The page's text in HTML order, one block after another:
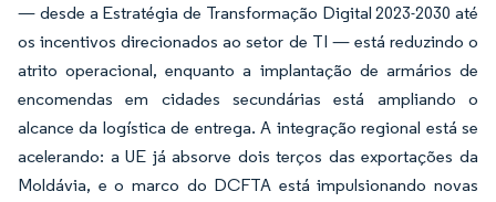
— desde a Estratégia de Transformação Digital 2023-2030 até
os incentivos direcionados ao setor de TI — está reduzindo o
atrito operacional, enquanto a implantação de armários de
encomendas em cidades secundárias está ampliando o
alcance da logística de entrega. A integração regional está se
acelerando: a UE já absorve dois terços das exportações da
Moldávia, e o marco do DCFTA está impulsionando novas